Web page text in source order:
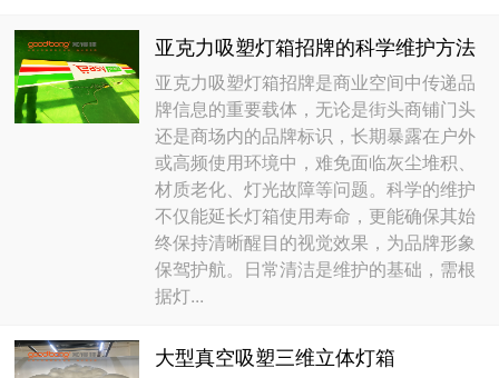
亚克力吸塑灯箱招牌的科学维护方法
亚克力吸塑灯箱招牌是商业空间中传递品
牌信息的重要载体，无论是街头商铺门头
还是商场内的品牌标识，长期暴露在户外
或高频使用环境中，难免面临灰尘堆积、
材质老化、灯光故障等问题。科学的维护
不仅能延长灯箱使用寿命，更能确保其始
终保持清晰醒目的视觉效果，为品牌形象
保驾护航。日常清洁是维护的基础，需根
据灯...
大型真空吸塑三维立体灯箱